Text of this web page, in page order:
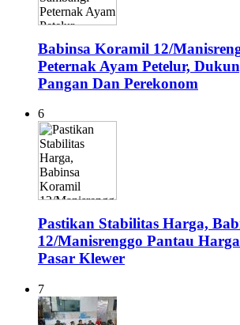
Babinsa Koramil 12/
Peternak Ayam Petelur,
Pangan Dan Perekonom
6
Pastikan Stabilitas Harga,
12/Manisrenggo Pantau
Pasar Klewer
7